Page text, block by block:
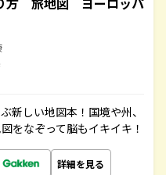
新しい地図本！国境や州、
をなぞって脳もイキイキ！
詳細を見る